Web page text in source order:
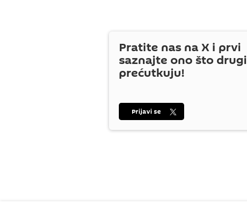
Pratite nas naX i prvi
saznajte ono što drugi
prećutkuju!
Prijavi se